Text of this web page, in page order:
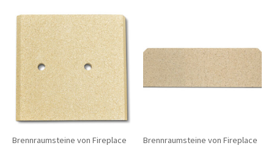
Brennraumsteine von Fireplace Brennraumsteine von Fireplace